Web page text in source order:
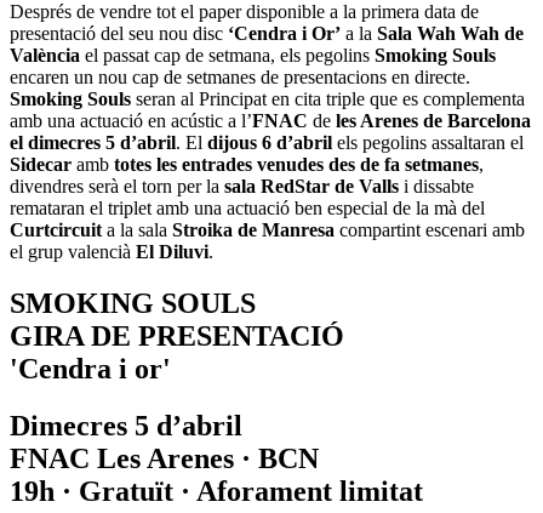
Després de vendre tot el paper disponible a la primera data de
presentació del seu nou disc ‘Cendra i Or’ a la Sala Wah Wah de
València el passat cap de setmana, els pegolins Smoking Souls
encaren un nou cap de setmanes de presentacions en directe.
Smoking Souls seran al Principat en cita triple que es complementa
amb una actuació en acústic a l’FNAC de les Arenes de Barcelona
el dimecres 5 d’abril. El dijous 6 d’abril els pegolins assaltaran el
Sidecar amb totes les entrades venudes des de fa setmanes,
divendres serà el torn per la sala RedStar de Valls i dissabte
remataran el triplet amb una actuació ben especial de la mà del
Curtcircuita la sala Stroika de Manresa compartint escenari amb
el grup valencià El Diluvi.
SMOKING SOULS
GIRA DE PRESENTACIÓ
'Cendra i or'
Dimecres 5 d’abril
FNAC Les Arenes · BCN
19h · Gratuït · Aforament limitat